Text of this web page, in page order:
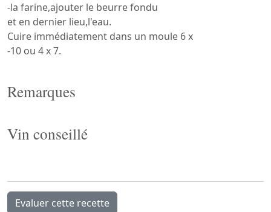
-la farine,ajouter le beurre fondu
et en dernier lieu,l'eau.
Cuire immédiatement dans un moule 6 x
-10 ou 4 x 7.
Remarques
Vin conseillé
Evaluer cette recette